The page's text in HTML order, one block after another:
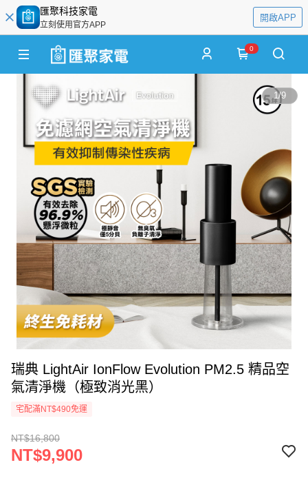
匯聚科技家電
立刻使用官方APP
開啟APP
0
1/9
瑞典 LightAir IonFlow Evolution PM2.5 精品空
氣清淨機（極致消光黑）
宅配滿NT$490免運
NT$16,800
NT$9,900